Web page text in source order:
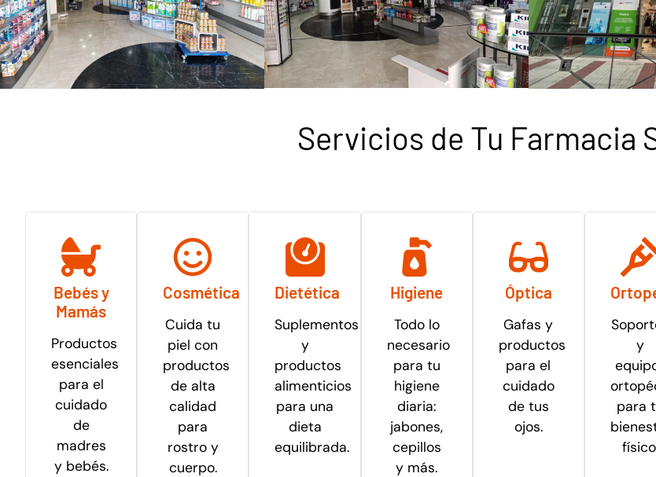
Servicios de Tu Farmacia
Bebés y
Mamás
Productos
esenciales
para el
cuidado
de
madres
y bebés.
Cosmética
Cuida tu
piel con
productos
de alta
calidad
para
rostro y
cuerpo.
Dietética
Suplementos
y
productos
alimenticios
para una
dieta
equilibrada.
Higiene
Todo lo
necesario
para tu
higiene
diaria:
jabones,
cepillos
y más.
Óptica
Gafas y
productos
para el
cuidado
de tus
ojos.
y
para